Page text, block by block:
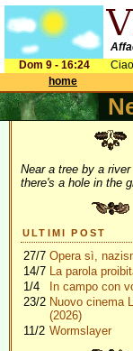
Dom 9 - 16:24
home
Near a tree by a river
there's a hole in the
ULTIMI POST
27/7 Opera sì,
14/7 La parola
1/4
In campo con
23/2 Nuovo cinema
(2026)
11/2 Wormslayer